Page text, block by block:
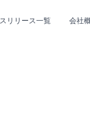
リリース一覧 会社